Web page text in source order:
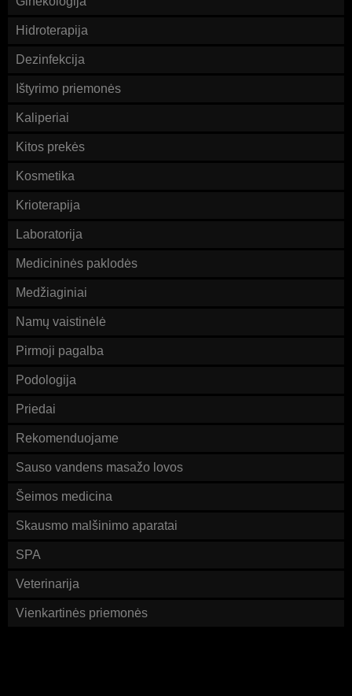
Hidroterapija
Dezinfekcija
Ištyrimo priemonės
Kaliperiai
Kitos prekės
Kosmetika
Krioterapija
Laboratorija
Medicininės paklodės
Medžiaginiai
Namų vaistinėlė
Pirmoji pagalba
Podologija
Priedai
Rekomenduojame
Sauso vandens masažo lovos
Šeimos medicina
Skausmo malšinimo aparatai
SPA
Veterinarija
Vienkartinės priemonės